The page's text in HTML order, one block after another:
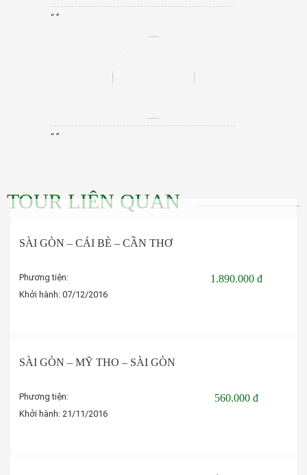
“ ”
“ ”
TOUR LIÊN QUAN
SÀI GÒN – CÁI BÈ – CẦN THƠ
Phương tiện:
Khởi hành: 07/12/2016
1.890.000 đ
SÀI GÒN – MỸ THO – SÀI GÒN
Phương tiện:
Khởi hành: 21/11/2016
560.000 đ